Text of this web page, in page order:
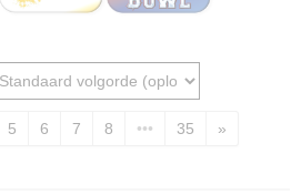
5 6 7 8 ••• 35 »